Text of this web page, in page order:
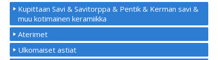
Kupittaan Savi & Savitorppa & Pentik & Kerman savi &
muu kotimainen keramiikka
Aterimet
Ulkomaiset astiat